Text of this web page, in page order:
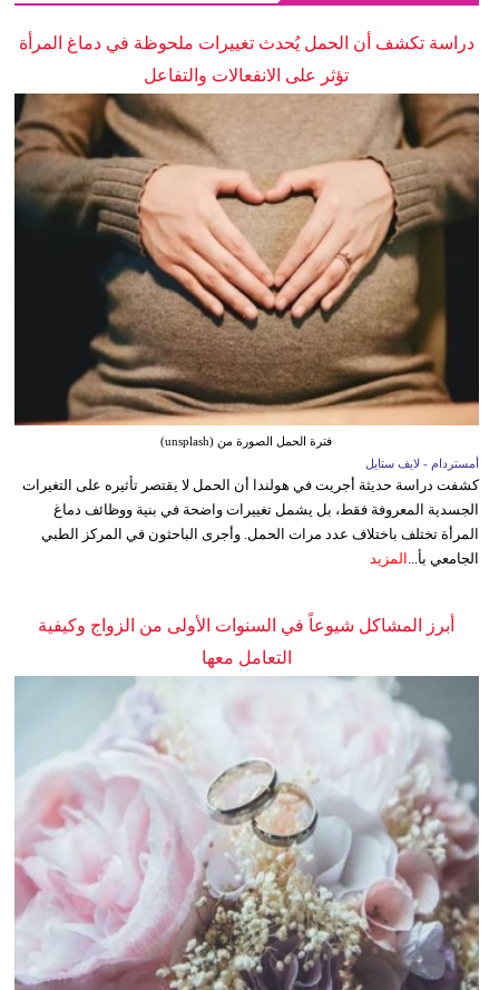
دراسة تكشف أن الحمل يُحدث تغييرات ملحوظة في دماغ المرأة
تؤثر على الانفعالات والتفاعل
فترة الحمل الصورة من (unsplash)
أمستردام - لايف ستايل
كشفت دراسة حديثة أجريت في هولندا أن الحمل لا يقتصر تأثيره على التغيرات
الجسدية المعروفة فقط، بل يشمل تغييرات واضحة في بنية ووظائف دماغ
المرأة تختلف باختلاف عدد مرات الحمل. وأجرى الباحثون في المركز الطبي
الجامعي بأ... المزيد
أبرز المشاكل شيوعاً في السنوات الأولى من الزواج وكيفية
التعامل معها